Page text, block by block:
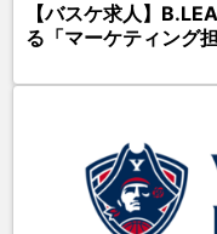
【バスケ求人】
る「マーケティング担